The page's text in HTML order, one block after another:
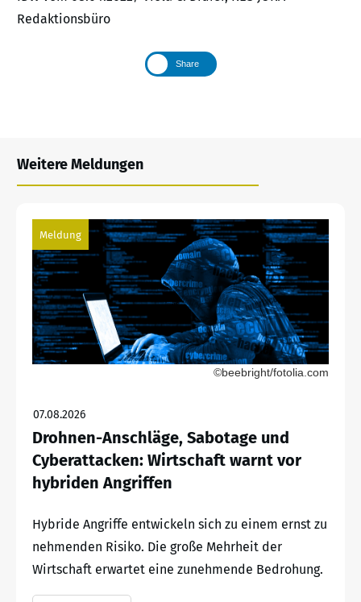
Redaktionsbüro
Share
Weitere Meldungen
Meldung
©beebright/fotolia.com
07.08.2026
Drohnen-Anschläge, Sabotage und
Cyberattacken: Wirtschaft warnt vor
hybriden Angriffen
Hybride Angriffe entwickeln sich zu einem ernst zu
nehmenden Risiko. Die große Mehrheit der
Wirtschaft erwartet eine zunehmende Bedrohung.